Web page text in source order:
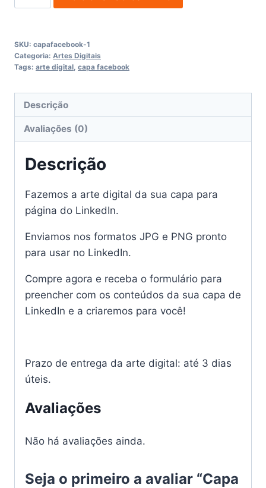
para
quantidade
SKU: capafacebook-1
Categoria: Artes Digitais
Tags: arte digital capa facebook
Descrição
Avaliações (0)
Descrição
Fazemos a arte digital da sua capa para
página do LinkedIn.
Enviamos nos formatos JPG e PNG pronto
para usar no LinkedIn.
Compre agora e receba o formulário para
preencher com os conteúdos da sua capa de
LinkedIn e a criaremos para você!
Prazo de entrega da arte digital: até 3 dias
úteis.
Avaliações
Não há avaliações ainda.
Seja o primeiro a avaliar “Capa